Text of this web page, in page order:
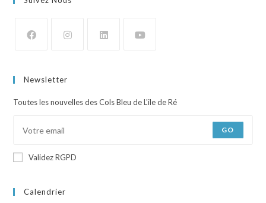
Newsletter
Toutes les nouvelles des Cols Bleu de L'ile de Ré
GO
Validez RGPD
Calendrier